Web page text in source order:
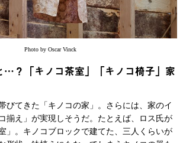
Photo by Oscar Vinck
…？「キノコ茶室」「キノコ椅子」家
てきた「キノコの家」。さらには、家のイ
揃え」が実現しそうだ。たとえば、ロス氏が
」。キノコブロックで建てた、三人くらいが